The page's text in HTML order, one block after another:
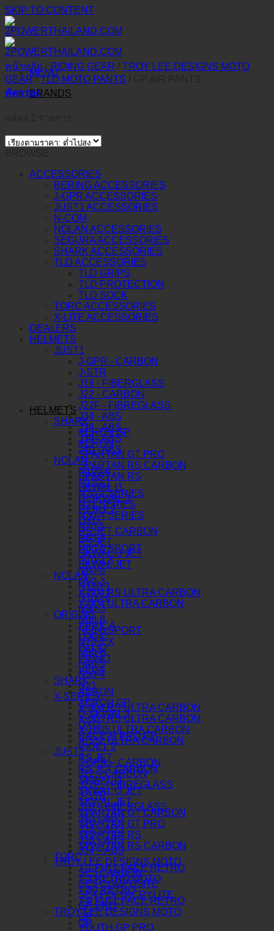
SKIP TO CONTENT
MENU
BRANDS
HELMETS
SHARK
AERON GP
AERON
SPARTAN GT PRO
SPARTAN RS CARBON
SPARTAN RS
SKWAL I3
D-SKWAL 3
RIDILL 2
OXO
RS JET CARBON
RS JET
SKWAL I3 JET
SKWAL JET
NOLAN
N120-1
N100-6
N90-3
N80-8
N60-6 SPORT
N70-2 X
N60-6
N40-5
N30-4
N21
X-SERIES
X-804 RS ULTRA CARBON
X-803 RS ULTRA CARBON
X-1005 ULTRA CARBON
X-552 ULTRA CARBON
JUST1
J-GPR – CARBON
J22 – CARBON
J22F – FIBREGLASS
J-STR
J18 – FIBERGLASS
J40 – ABS
J39 – ABS
J38 – ABS
J34 – ABS
TROY LEE DESIGNS MOTO
SE5 CARBON
SE5 COMPOSITE
SE4 POLYACRYLITE
GP PRO
GP
YOUTH GP PRO
หน้าหลัก / RIDING GEAR
TROY LEE DESIGNS MOTO
GEAR / TLD MOTO PANTS
คัดกรอง
ACCESSORIES
BERING ACCESSORIES
J-GPR ACCESSORIES
JUST1 ACCESSORIES
N-COM
NOLAN ACCESSORIES
SEGURA ACCESSORIES
SHARK ACCESSORIES
TLD ACCESSORIES
TLD GRIPS
TLD PROTECTION
TLD SOCK
TORC ACCESSORIES
X-LITE ACCESSORIES
DEALERS
HELMETS
JUST1
J-GPR - CARBON
J-STR
J18 - FIBERGLASS
J22 - CARBON
J22F - FIBREGLASS
J34 - ABS
J38 - ABS
J39 - ABS
J40 - ABS
NOLAN
N100-6
N120-1
N20-2 SERIES
N21 SERIES
N30-4 SERIES
N40-5
N60-6
N60-6 SPORT
N70-2 X
N80-8
N90-3
X-804 RS ULTRA CARBON
X-904 ULTRA CARBON
ORIGINE
APRICA
LOGIC
PALIO
PRIMO
VEGA
SHARK
AERON
AERON GP
D-SKWAL 3
OXO
RACE-R PRO GP
RIDILL 2
RS JET
RS JET CARBON
SKWAL I3
SKWAL I3 JET
SKWAL JET
SPARTAN GT CARBON
SPARTAN GT PRO
SPARTAN RS
SPARTAN RS CARBON
TORC
T-1 FULL FACE RETRO
T-3 RETRO MOTO
T-50 RETRO
T-9 FULL FACE RETRO
TROY LEE DESIGNS MOTO
GP